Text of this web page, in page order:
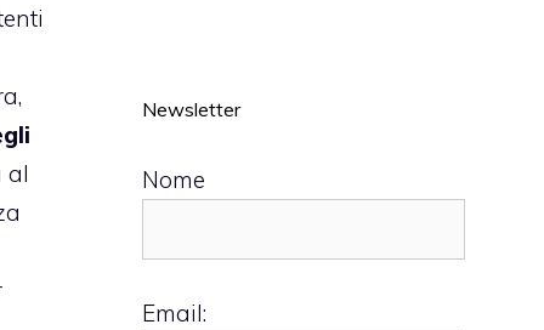
al
Newsletter
Nome
Email: